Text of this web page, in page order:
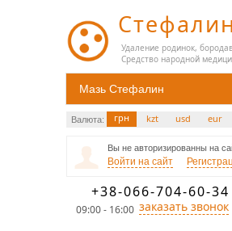
Стефалин
Удаление родинок,
Средство народной
Вы не авторизированны на
Войти на сайт
+38-066-704-60-34
09:00 - 16:00 заказать звонок
Валюта: грн kzt usd eur